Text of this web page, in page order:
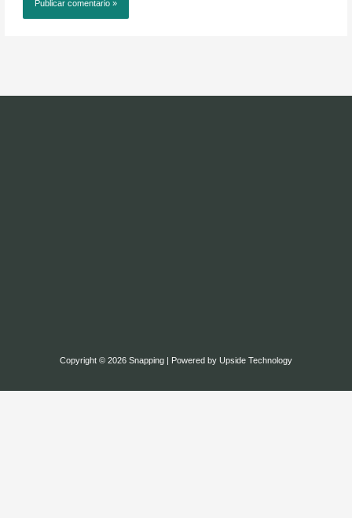
Copyright © 2026 Snapping | Powered by Upside Technology